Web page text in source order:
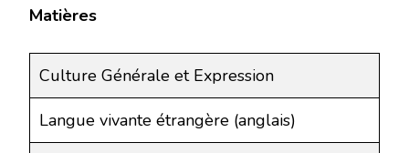
Matières
Culture Générale et Expression
Langue vivante étrangère (anglais)